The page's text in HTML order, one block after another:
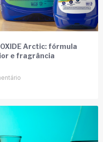
Arctic: fórmula
e fragrância